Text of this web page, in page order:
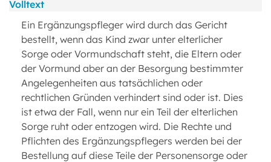
Volltext
Ein Ergänzungspfleger wird durch das Gericht
bestellt, wenn das Kind zwar unter elterlicher
Sorge oder Vormundschaft steht, die Eltern oder
der Vormund aber an der Besorgung bestimmter
Angelegenheiten aus tatsächlichen oder
rechtlichen Gründen verhindert sind oder ist. Dies
ist etwa der Fall, wenn nur ein Teil der elterlichen
Sorge ruht oder entzogen wird. Die Rechte und
Pflichten des Ergänzungspflegers werden bei der
Bestellung auf diese Teile der Personensorge oder